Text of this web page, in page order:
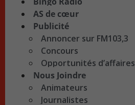
AS de cœur
Publicité
Annoncer sur FM103,3
Concours
Opportunités d’affaires
Nous Joindre
Animateurs
Journalistes